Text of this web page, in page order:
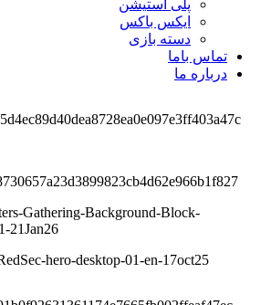
پلی استیشن
ایکس باکس
دسته بازی
تماس باما
درباره ما